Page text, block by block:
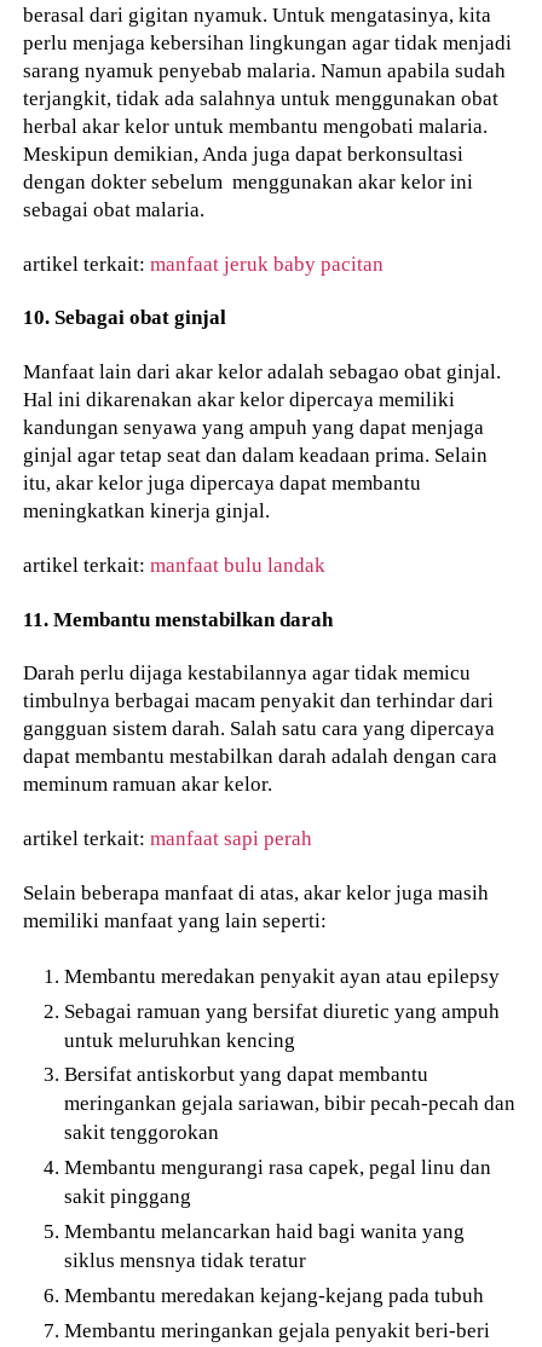
berasal dari gigitan nyamuk. Untuk mengatasinya, kita
perlu menjaga kebersihan lingkungan agar tidak menjadi
sarang nyamuk penyebab malaria. Namun apabila sudah
terjangkit, tidak ada salahnya untuk menggunakan obat
herbal akar kelor untuk membantu mengobati malaria.
Meskipun demikian, Anda juga dapat berkonsultasi
dengan dokter sebelum menggunakan akar kelor ini
sebagai obat malaria.
artikel terkait:manfaat jeruk baby pacitan
10. Sebagai obat ginjal
Manfaat lain dari akar kelor adalah sebagao obat ginjal.
Hal ini dikarenakan akar kelor dipercaya memiliki
kandungan senyawa yang ampuh yang dapat menjaga
ginjal agar tetap seat dan dalam keadaan prima. Selain
itu, akar kelor juga dipercaya dapat membantu
meningkatkan kinerja ginjal.
artikel terkait:manfaat bulu landak
11. Membantu menstabilkan darah
Darah perlu dijaga kestabilannya agar tidak memicu
timbulnya berbagai macam penyakit dan terhindar dari
gangguan sistem darah. Salah satu cara yang dipercaya
dapat membantu mestabilkan darah adalah dengan cara
meminum ramuan akar kelor.
artikel terkait:manfaat sapi perah
Selain beberapa manfaat di atas, akar kelor juga masih
memiliki manfaat yang lain seperti:
Membantu meredakan penyakit ayan atau epilepsy
Sebagai ramuan yang bersifat diuretic yang ampuh
untuk meluruhkan kencing
Bersifat antiskorbut yang dapat membantu
meringankan gejala sariawan, bibir pecah-pecah dan
sakit tenggorokan
Membantu mengurangi rasa capek, pegal linu dan
sakit pinggang
Membantu melancarkan haid bagi wanita yang
siklus mensnya tidak teratur
Membantu meredakan kejang-kejang pada tubuh
Membantu meringankan gejala penyakit beri-beri